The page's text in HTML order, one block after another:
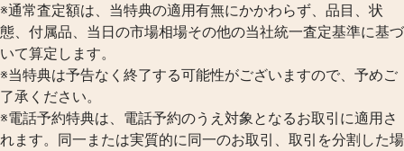
※通常査定額は、当特典の適用有無にかかわらず、品目、状
態、付属品、当日の市場相場その他の当社統一査定基準に基づ
いて算定します。
※当特典は予告なく終了する可能性がございますので、予めご
了承ください。
※電話予約特典は、電話予約のうえ対象となるお取引に適用さ
れます。同一または実質的に同一のお取引、取引を分割した場